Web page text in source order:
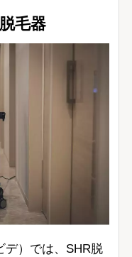
毛器
デ）では、SHR脱